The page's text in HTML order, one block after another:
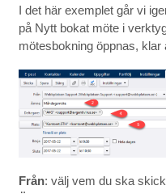
I det här exemplet går vi
på Nytt bokat möte i
mötesbokning öppnas, klar
Från: välj vem du ska